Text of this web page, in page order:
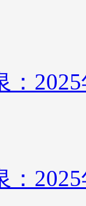
：
：